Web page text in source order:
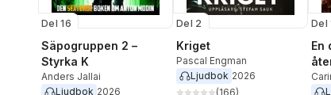
Del 16
Säpogruppen 2 –
Styrka K
Anders Jallai
Ljudbok 2026
Del 2
Kriget
Pascal Engman
Ljudbok 2026
(166)
Del
En